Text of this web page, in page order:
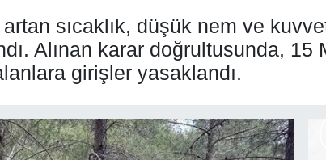
sıcaklık, düşük nem ve
Alınan karar doğrultusunda,
girişler yasaklandı.